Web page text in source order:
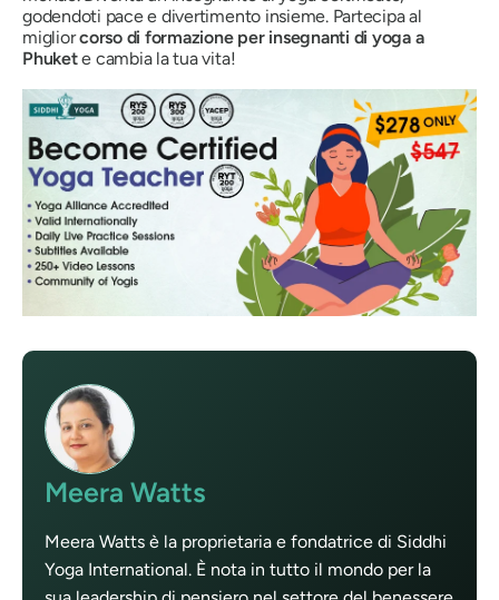
godendoti pace e divertimento insieme. Partecipa al
migliorcorso di formazione per insegnanti di yoga a
Phukete cambia la tua vita!
Meera Watts
Meera Watts è la proprietaria e fondatrice di Siddhi
Yoga International. È nota in tutto il mondo per la